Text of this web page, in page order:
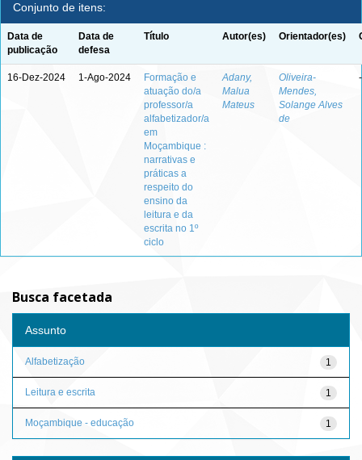
Conjunto de itens:
Data de
publicação
Data de
defesa
Título Autor(es) Orientador(es)
16-Dez-2024 1-Ago-2024
Formação e
atuação do/a
professor/a
alfabetizador/a
em
Moçambique :
narrativas e
práticas a
respeito do
ensino da
leitura e da
escrita no 1º
ciclo
Adany,
Malua
Mateus
Oliveira-
Mendes,
Solange Alves
de
-
Busca facetada
Assunto
1
Alfabetização
1
Leitura e escrita
1
Moçambique - educação